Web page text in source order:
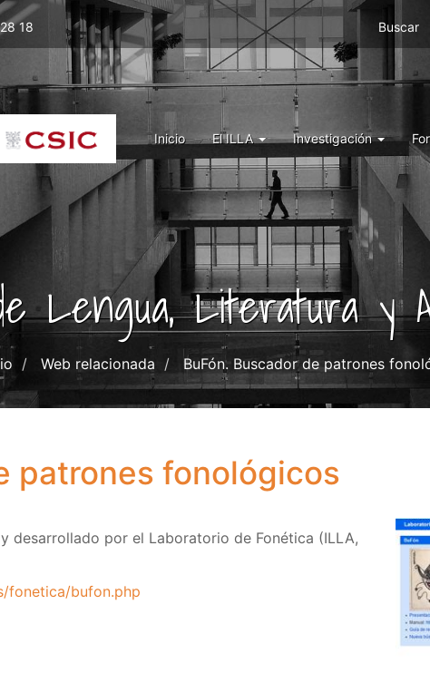
18
Menu
right
ILLA
Buscar
Inicio El ILLA Investigación
Lengua, Literatura y
Web relacionada BuFón. Buscador de patrones
patrones fonológicos
desarrollado por el Laboratorio de Fonética (ILLA,
fonetica/bufon.php